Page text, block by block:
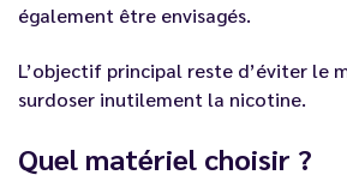
également être envisagés.
L’objectif principal reste d’éviter le
surdoser inutilement la nicotine.
Quel matériel choisir ?